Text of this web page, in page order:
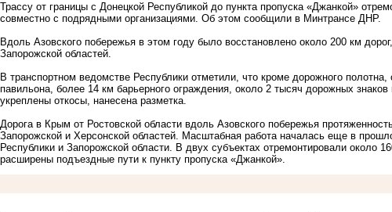
Трассу от границы с Донецкой Республикой до пункта пропуска «Джанкой»
совместно с подрядными организациями. Об этом сообщили в Минтрансе ДНР.
Вдоль Азовского побережья в этом году было восстановлено около 200 км
Запорожской областей.
В транспортном ведомстве Республики отметили, что кроме дорожного
павильона, более 14 км барьерного ограждения, около 2 тысяч дорожных
укреплены откосы, нанесена разметка.
Дорога в Крым от Ростовской области вдоль Азовского побережья
Запорожской и Херсонской областей. Масштабная работа началась еще в
Республики и Запорожской области. В двух субъектах отремонтировали около
расширены подъездные пути к пункту пропуска «Джанкой».